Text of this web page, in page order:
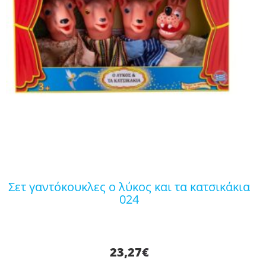
σετ γαντόκουκλες ο λύκος και τα κατσικάκια
024
23,27€